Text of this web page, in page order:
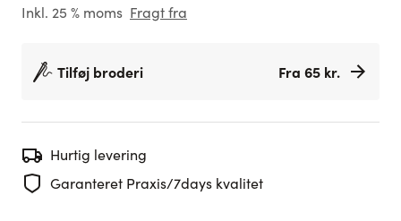
Inkl. 25 % moms Fragt fra
Tilføj broderi Fra 65 kr.
Hurtig levering
Garanteret Praxis/7days kvalitet